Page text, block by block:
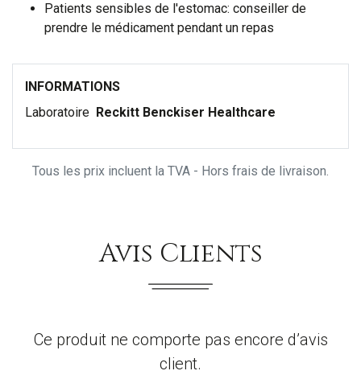
Patients sensibles de l'estomac: conseiller de
prendre le médicament pendant un repas
INFORMATIONS
Laboratoire Reckitt Benckiser Healthcare
Tous les prix incluent la TVA - Hors frais de livraison.
Avis Clients
Ce produit ne comporte pas encore d’avis
client.